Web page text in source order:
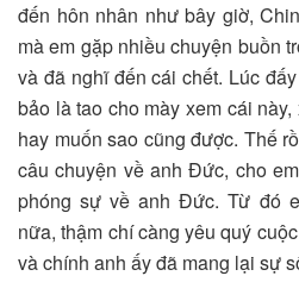
đến hôn nhân như bây giờ,
mà em gặp nhiều chuyện buồn
và đã nghĩ đến cái chết. Lúc
bảo là tao cho mày xem cái
hay muốn sao cũng được. Thế
câu chuyện về anh Đức, cho
phóng sự về anh Đức. Từ đó
nữa, thậm chí càng yêu quý
và chính anh ấy đã mang lại sự